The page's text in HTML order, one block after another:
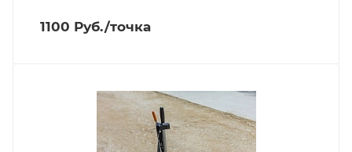
1100 Руб./точка